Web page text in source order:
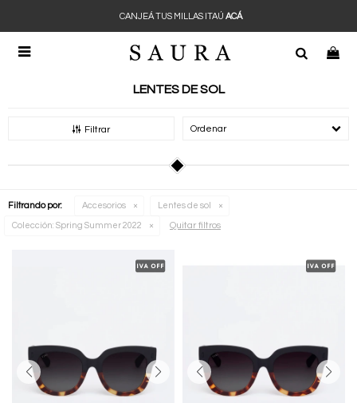

CANJEÁ TUS MILLAS ITAÚ ACÁ
LENTES DE SOL
Filtrar Recomendados
Filtrando por: Accesorios Lentes de sol
Colección: Spring Summer 2022 Quitar filtros